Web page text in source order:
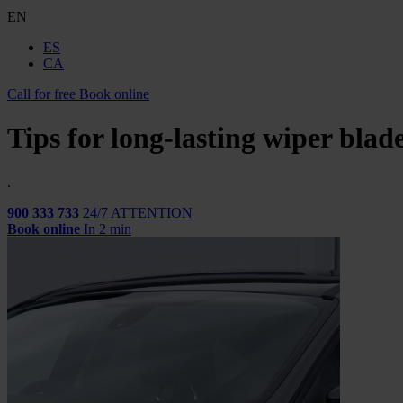
EN
ES
CA
Call for free Book online
Tips for long-lasting wiper
.
900 333 733 24/7 ATTENTION
Book online In 2 min